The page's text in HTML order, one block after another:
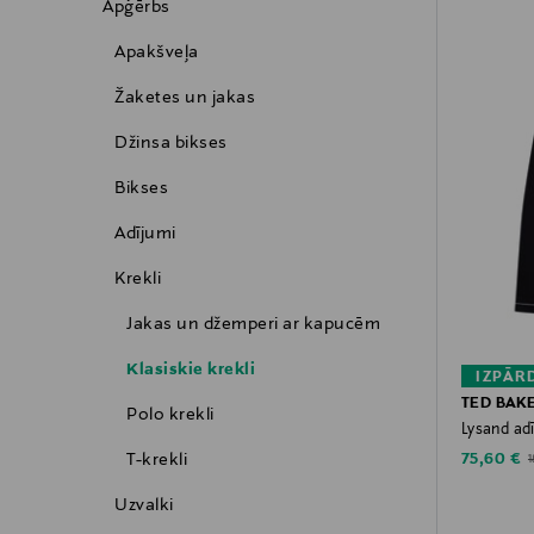
Apģērbs
Apakšveļa
Žaketes un jakas
Džinsa bikses
Bikses
Adījumi
Krekli
Jakas un džemperi ar kapucēm
Klasiskie krekli
Polo krekli
T-krekli
Uzvalki
TED
Lysand
75,60 €